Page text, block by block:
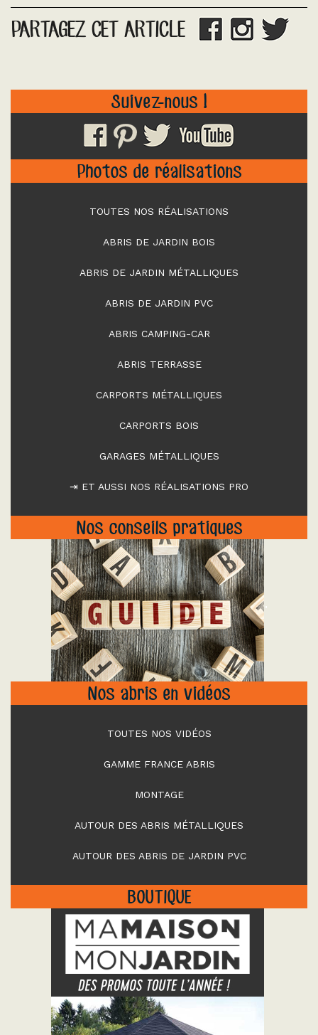
PARTAGEZ CET ARTICLE
Suivez-nous !
Photos de réalisations
TOUTES NOS RÉALISATIONS
ABRIS DE JARDIN BOIS
ABRIS DE JARDIN MÉTALLIQUES
ABRIS DE JARDIN PVC
ABRIS CAMPING-CAR
ABRIS TERRASSE
CARPORTS MÉTALLIQUES
CARPORTS BOIS
GARAGES MÉTALLIQUES
⇥ ET AUSSI NOS RÉALISATIONS PRO
Nos conseils pratiques
"
Nos abris en vidéos
TOUTES NOS VIDÉOS
GAMME FRANCE ABRIS
MONTAGE
AUTOUR DES ABRIS MÉTALLIQUES
AUTOUR DES ABRIS DE JARDIN PVC
BOUTIQUE